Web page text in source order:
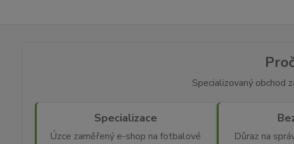
Specializovaný obchod
Specializace
Úzce zaměřený e-shop na fotbalové
Důraz na